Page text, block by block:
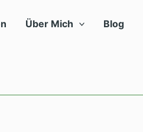
Über Mich Blog